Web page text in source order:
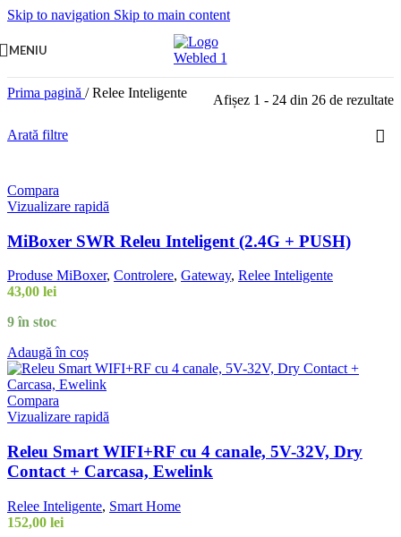
Skip to navigation Skip to main content
MENIU
Prima pagină / Relee Inteligente Afișez 1 - 24 din 26 de rezultate
Arată filtre
Compara
Vizualizare rapidă
MiBoxer SWR Releu Inteligent (2.4G + PUSH)
Produse MiBoxer, Controlere, Gateway, Relee Inteligente
43,00 lei
9 în stoc
Adaugă în coș
Compara
Vizualizare rapidă
Releu Smart WIFI+RF cu 4 canale, 5V-32V, Dry
Contact + Carcasa, Ewelink
Relee Inteligente, Smart Home
152,00 lei